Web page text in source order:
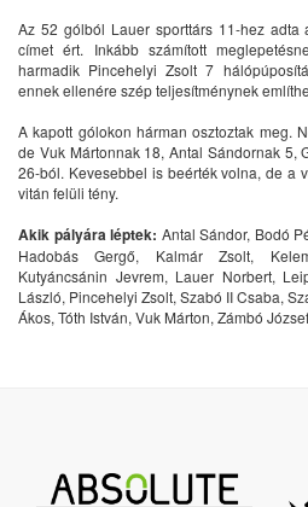
Az 52 gólból Lauer sporttárs 11-hez
címet ért. Inkább számított
harmadik Pincehelyi Zsolt 7
ennek ellenére szép teljesítménynek
A kapott gólokon hárman osztoztak meg.
de Vuk Mártonnak 18, Antal Sándornak 5,
26-ból. Kevesebbel is beérték volna, de a
vitán felüli tény.
Akik pályára léptek: Antal Sándor, Bodó
Hadobás Gergő, Kalmár Zsolt,
Kutyáncsánin Jevrem, Lauer Norbert,
László, Pincehelyi Zsolt, Szabó II Csaba,
Ákos, Tóth István, Vuk Márton, Zámbó József